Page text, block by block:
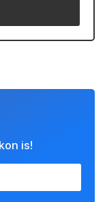
is!